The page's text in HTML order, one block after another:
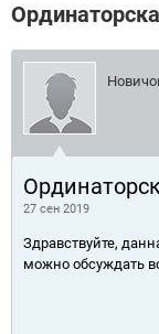
27 сен 2019
Здравствуйте,
можно обсуждать